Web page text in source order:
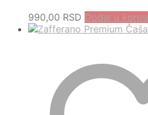
990,00 RSD Dodaj u korpu